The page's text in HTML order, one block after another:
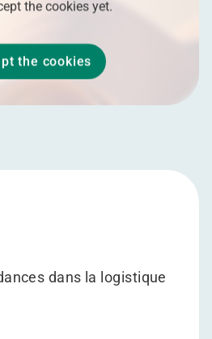
the cookies yet.
the cookies
dans la logistique